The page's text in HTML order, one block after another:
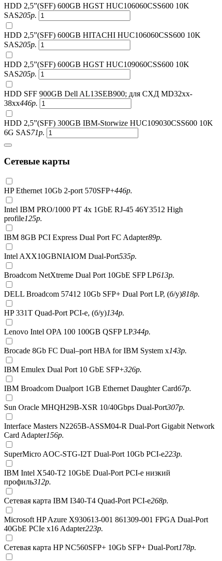
HDD 2,5”(SFF) 600GB HGST HUC106060CSS600 10K
SAS205р.
HDD 2,5”(SFF) 600GB HITACHI HUC106060CSS600 10K
SAS205р.
HDD 2,5”(SFF) 600GB HGST HUC109060CSS600 10K
SAS205р.
HDD SFF 900GB Dell AL13SEB900; для СХД MD32xx-
38xx446р.
HDD 2,5”(SFF) 300GB IBM-Storwize HUC109030CSS600 10K
6G SAS71р.
Сетевые карты
HP Ethernet 10Gb 2-port 570SFP+446р.
Intel IBM PRO/1000 PT 4x 1GbE RJ-45 46Y3512 High
profile125р.
IBM 8GB PCI Express Dual Port FC Adapter89р.
Intel AXX10GBNIAIOM Dual-Port535р.
Broadcom NetXtreme Dual Port 10GbE SFP LP613р.
DELL Broadcom 57412 10Gb SFP+ Dual Port LP, (б/у)818р.
HP 331T Quad-Port PCI-e, (б/у)134р.
Lenovo Intel OPA 100 100GB QSFP LP344р.
Brocade 8Gb FC Dual–port HBA for IBM System x143р.
IBM Emulex Dual Port 10 GbE SFP+326р.
IBM Broadcom Dualport 1GB Ethernet Daughter Card67р.
Sun Oracle MHQH29B-XSR 10/40Gbps Dual-Port307р.
Interface Masters N2265B-ASSM04-R Dual-Port Gigabit Network
Card Adapter156р.
SuperMicro AOC-STG-I2T Dual-Port 10Gb PCI-e223р.
IBM Intel X540-T2 10GbE Dual-Port PCI-e низкий
профиль312р.
Сетевая карта IBM I340-T4 Quad-Port PCI-e268р.
Microsoft HP Azure X930613-001 861309-001 FPGA Dual-Port
40GbE PCIe x16 Adapter223р.
Сетевая карта HP NC560SFP+ 10Gb SFP+ Dual-Port178р.